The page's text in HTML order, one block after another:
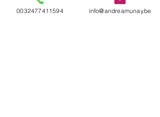
0032477411594 info@andreamunay.be